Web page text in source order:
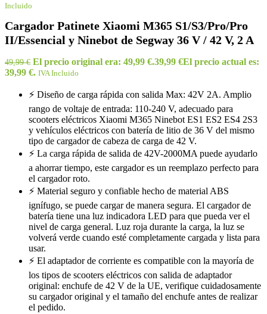
Incluido
Cargador Patinete Xiaomi M365 S1/S3/Pro/Pro
II/Essencial y Ninebot de Segway 36 V / 42 V, 2 A
49,99€ El precio original era: 49,99 €.39,99 €El precio actual es:
39,99 €. IVA Incluido
⚡ Diseño de carga rápida con salida Max: 42V 2A. Amplio
rango de voltaje de entrada: 110-240 V, adecuado para
scooters eléctricos Xiaomi M365 Ninebot ES1 ES2 ES4 2S3
y vehículos eléctricos con batería de litio de 36 V del mismo
tipo de cargador de cabeza de carga de 42 V.
⚡ La carga rápida de salida de 42V-2000MA puede ayudarlo
a ahorrar tiempo, este cargador es un reemplazo perfecto para
el cargador roto.
⚡ Material seguro y confiable hecho de material ABS
ignífugo, se puede cargar de manera segura. El cargador de
batería tiene una luz indicadora LED para que pueda ver el
nivel de carga general. Luz roja durante la carga, la luz se
volverá verde cuando esté completamente cargada y lista para
usar.
⚡ El adaptador de corriente es compatible con la mayoría de
los tipos de scooters eléctricos con salida de adaptador
original: enchufe de 42 V de la UE, verifique cuidadosamente
su cargador original y el tamaño del enchufe antes de realizar
el pedido.